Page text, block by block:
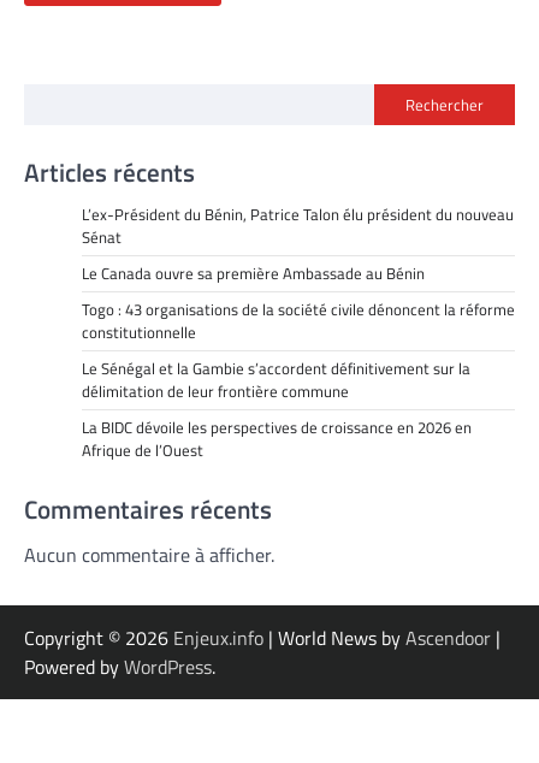
Rechercher
Articles récents
L’ex-Président du Bénin, Patrice Talon élu président du nouveau
Sénat
Le Canada ouvre sa première Ambassade au Bénin
Togo : 43 organisations de la société civile dénoncent la réforme
constitutionnelle
Le Sénégal et la Gambie s’accordent définitivement sur la
délimitation de leur frontière commune
La BIDC dévoile les perspectives de croissance en 2026 en
Afrique de l’Ouest
Commentaires récents
Aucun commentaire à afficher.
Copyright © 2026 Enjeux.info | World News byAscendoor |
Powered byWordPress.